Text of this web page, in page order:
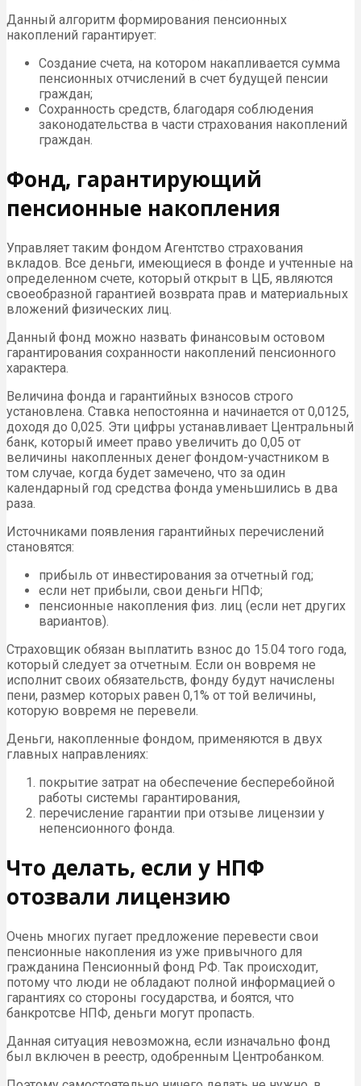
Данный алгоритм формирования пенсионных
накоплений гарантирует:
Создание счета, на котором накапливается сумма
пенсионных отчислений в счет будущей пенсии
граждан;
Сохранность средств, благодаря соблюдения
законодательства в части страхования накоплений
граждан.
Фонд, гарантирующий
пенсионные накопления
Управляет таким фондом Агентство страхования
вкладов. Все деньги, имеющиеся в фонде и учтенные на
определенном счете, который открыт в ЦБ, являются
своеобразной гарантией возврата прав и материальных
вложений физических лиц.
Данный фонд можно назвать финансовым остовом
гарантирования сохранности накоплений пенсионного
характера.
Величина фонда и гарантийных взносов строго
установлена. Ставка непостоянна и начинается от 0,0125,
доходя до 0,025. Эти цифры устанавливает Центральный
банк, который имеет право увеличить до 0,05 от
величины накопленных денег фондом-участником в
том случае, когда будет замечено, что за один
календарный год средства фонда уменьшились в два
раза.
Источниками появления гарантийных перечислений
становятся:
прибыль от инвестирования за отчетный год;
если нет прибыли, свои деньги НПФ;
пенсионные накопления физ. лиц (если нет других
вариантов).
Страховщик обязан выплатить взнос до 15.04 того года,
который следует за отчетным. Если он вовремя не
исполнит своих обязательств, фонду будут начислены
пени, размер которых равен 0,1% от той величины,
которую вовремя не перевели.
Деньги, накопленные фондом, применяются в двух
главных направлениях:
покрытие затрат на обеспечение бесперебойной
работы системы гарантирования,
перечисление гарантии при отзыве лицензии у
непенсионного фонда.
Что делать, если у НПФ
отозвали лицензию
Очень многих пугает предложение перевести свои
пенсионные накопления из уже привычного для
гражданина Пенсионный фонд РФ. Так происходит,
потому что люди не обладают полной информацией о
гарантиях со стороны государства, и боятся, что
банкротсве НПФ, деньги могут пропасть.
Данная ситуация невозможна, если изначально фонд
был включен в реестр, одобренным Центробанком.